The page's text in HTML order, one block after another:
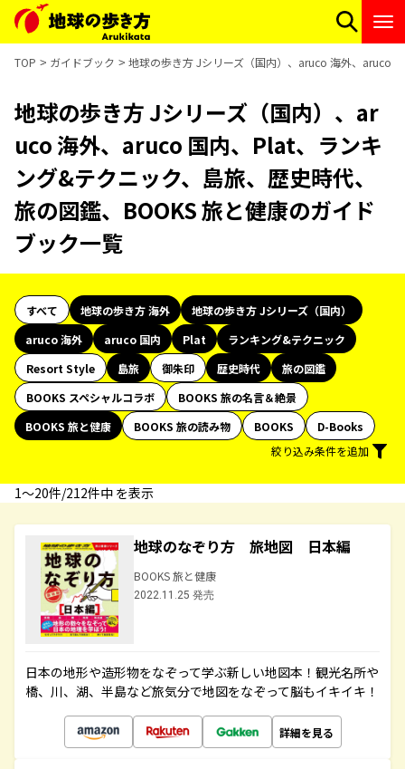
TOP ガイドブック 地球の歩き方 Jシリーズ（国内）、aruco 海外、aruco
地球の歩き方 Jシリーズ（国内）、ar
uco 海外、aruco 国内、Plat、ランキ
ング&テクニック、島旅、歴史時代、
旅の図鑑、BOOKS 旅と健康のガイド
ブック一覧
すべて 地球の歩き方 海外
地球の歩き方 Jシリーズ（国内）
aruco 海外
aruco 国内 Plat
ランキング&テクニック
Resort Style
島旅 御朱印 歴史時代
旅の図鑑
BOOKS スペシャルコラボ
BOOKS 旅の名言＆絶景
BOOKS 旅と健康
BOOKS 旅の読み物 BOOKS
D-Books
絞り込み条件を追加
1〜20件/212件中 を表示
地球のなぞり方 旅地図 日本編
BOOKS 旅と健康
2022.11.25 発売
日本の地形や造形物をなぞって学ぶ新しい地図本！観光名所や
橋、川、湖、半島など旅気分で地図をなぞって脳もイキイキ！
詳細を見る